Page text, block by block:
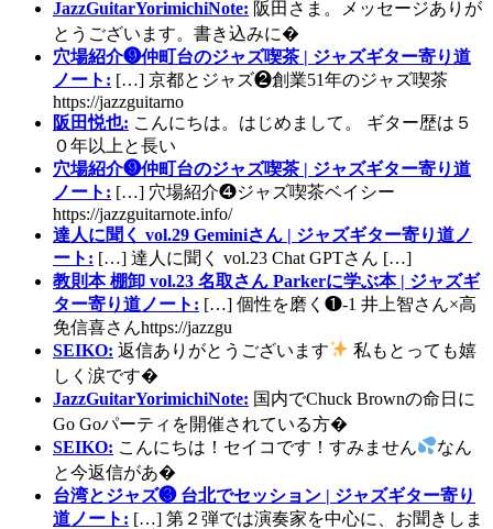
JazzGuitarYorimichiNote: 阪田さま。メッセージありが
とうございます。書き込みに�
穴場紹介❾仲町台のジャズ喫茶 | ジャズギター寄り道
ノート: […] 京都とジャズ❷創業51年のジャズ喫茶
https://jazzguitarno
阪田悦也: こんにちは。はじめまして。 ギター歴は５
０年以上と長い
穴場紹介❾仲町台のジャズ喫茶 | ジャズギター寄り道
ノート: […] 穴場紹介❹ジャズ喫茶ベイシー
https://jazzguitarnote.info/
達人に聞く vol.29 Geminiさん | ジャズギター寄り道ノ
ート: […] 達人に聞く vol.23 Chat GPTさん […]
教則本 棚卸 vol.23 名取さん Parkerに学ぶ本 | ジャズギ
ター寄り道ノート: […] 個性を磨く❶-1 井上智さん×高
免信喜さんhttps://jazzgu
SEIKO: 返信ありがとうございます
私もとっても嬉
しく涙です�
JazzGuitarYorimichiNote: 国内でChuck Brownの命日に
Go Goパーティを開催されている方�
SEIKO: こんにちは！セイコです！すみません
なん
と今返信があ�
台湾とジャズ❸ 台北でセッション | ジャズギター寄り
道ノート: […] 第２弾では演奏家を中心に、お聞きしま